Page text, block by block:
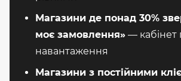
Магазини де понад 30%
моє замовлення»— кабінет
навантаження
Магазини з постійними